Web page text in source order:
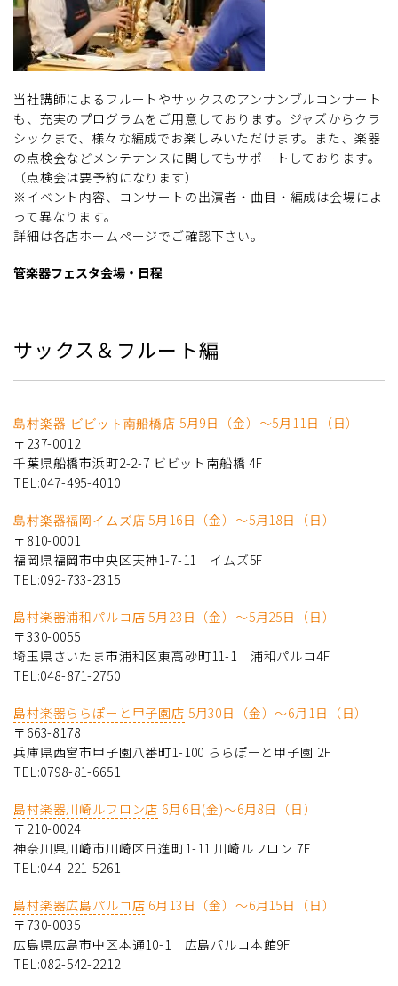
当社講師によるフルートやサックスのアンサンブルコンサート
も、充実のプログラムをご用意しております。ジャズからクラ
シックまで、様々な編成でお楽しみいただけます。また、楽器
の点検会などメンテナンスに関してもサポートしております。
（点検会は要予約になります）
※イベント内容、コンサートの出演者・曲目・編成は会場によ
って異なります。
詳細は各店ホームページでご確認下さい。
管楽器フェスタ会場・日程
サックス＆フルート編
島村楽器 ビビット南船橋店 5月9日（金）～5月11日（日）
〒237-0012
千葉県船橋市浜町2-2-7 ビビット南船橋 4F
TEL:047-495-4010
島村楽器福岡イムズ店 5月16日（金）～5月18日（日）
〒810-0001
福岡県福岡市中央区天神1-7-11 イムズ5F
TEL:092-733-2315
島村楽器浦和パルコ店 5月23日（金）～5月25日（日）
〒330-0055
埼玉県さいたま市浦和区東高砂町11-1 浦和パルコ4F
TEL:048-871-2750
島村楽器ららぽーと甲子園店 5月30日（金）～6月1日（日）
〒663-8178
兵庫県西宮市甲子園八番町1-100 ららぽーと甲子園 2F
TEL:0798-81-6651
島村楽器川崎ルフロン店 6月6日(金)～6月8日（日）
〒210-0024
神奈川県川崎市川崎区日進町1-11 川崎ルフロン 7F
TEL:044-221-5261
島村楽器広島パルコ店 6月13日（金）～6月15日（日）
〒730-0035
広島県広島市中区本通10-1 広島パルコ本館9F
TEL:082-542-2212